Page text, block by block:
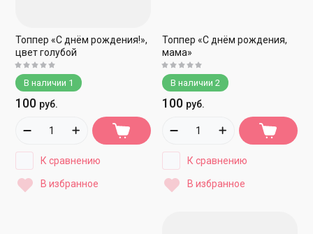
Топпер «С днём рождения!»,
цвет голубой
В наличии 1
100 руб.
К сравнению
В избранное
Топпер «С днём рождения,
мама»
В наличии 2
100 руб.
К сравнению
В избранное